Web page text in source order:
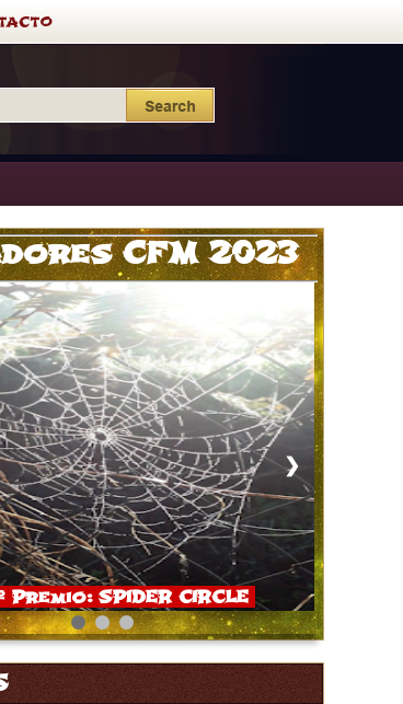
CFM 2023
Premio: SPIDER CIRCLE
❯